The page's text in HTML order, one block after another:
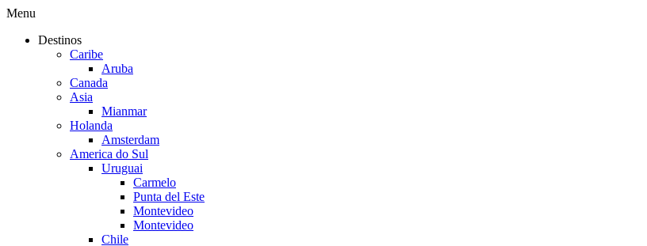
Menu
Destinos
Caribe
Aruba
Canada
Asia
Mianmar
Holanda
Amsterdam
America do Sul
Uruguai
Carmelo
Punta del Este
Montevideo
Montevideo
Chile